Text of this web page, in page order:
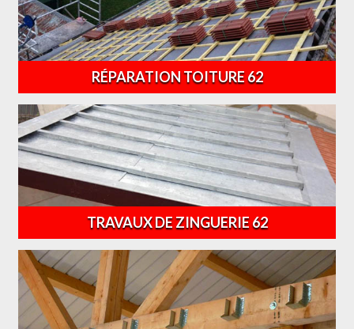
RÉPARATION TOITURE 62
TRAVAUX DE ZINGUERIE 62